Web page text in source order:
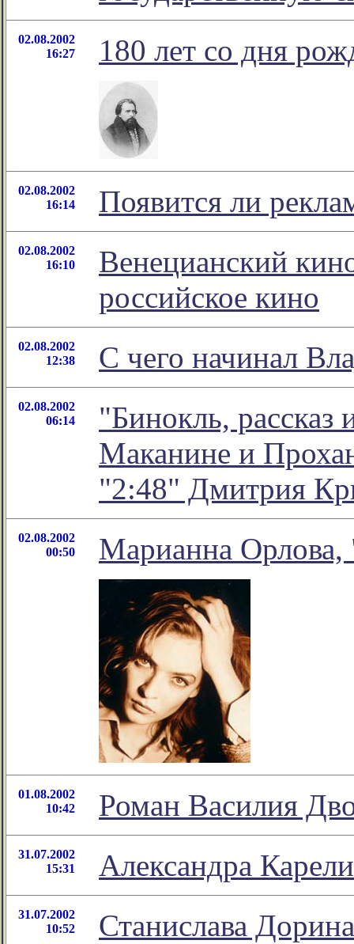
02.08.2002
16:27
180 лет со дня
02.08.2002
16:14
Появится ли
02.08.2002
16:10
Венецианский
российское кино
02.08.2002
12:38
С чего начинал
02.08.2002
06:14
"Бинокль, рассказ
Маканине и
"2:48" Дмитрия
02.08.2002
00:50
Марианна
01.08.2002
10:42
Роман Василия
31.07.2002
15:31
Александра
31.07.2002
10:52
Станислава